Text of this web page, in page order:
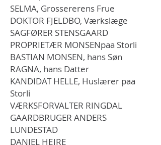
SELMA, Grossererens Frue
DOKTOR FJELDBO, Værkslæge
SAGFØRER STENSGAARD
PROPRIETÆR MONSENpaa Storli
BASTIAN MONSEN, hans Søn
RAGNA, hans Datter
KANDIDAT HELLE, Huslærer paa
Storli
VÆRKSFORVALTER RINGDAL
GAARDBRUGER ANDERS
LUNDESTAD
DANIEL HEJRE